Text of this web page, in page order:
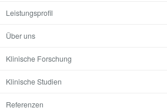
Leistungsprofil
Über uns
Klinische Forschung
Klinische Studien
Referenzen